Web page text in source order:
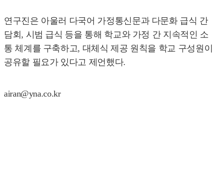
연구진은 아울러 다국어 가정통신문과 다문화 급식 간
담회, 시범 급식 등을 통해 학교와 가정 간 지속적인 소
통 체계를 구축하고, 대체식 제공 원칙을 학교 구성원이
공유할 필요가 있다고 제언했다.
airan@yna.co.kr